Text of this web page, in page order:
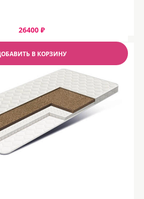
26400 ₽
В КОРЗИНУ